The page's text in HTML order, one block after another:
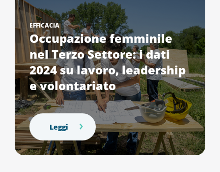
EFFICACIA
Occupazione femminile
nel Terzo Settore: i dati
2024 su lavoro, leadership
e volontariato
Leggi